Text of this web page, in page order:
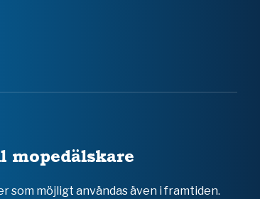
mopedälskare
som möjligt användas även i framtiden.